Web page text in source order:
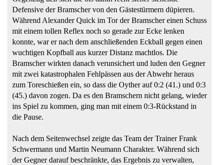
Defensive der Bramscher von den Gästestürmern düpieren.
Während Alexander Quick im Tor der Bramscher einen Schuss
mit einem tollen Reflex noch so gerade zur Ecke lenken
konnte, war er nach dem anschließenden Eckball gegen einen
wuchtigen Kopfball aus kurzer Distanz machtlos. Die
Bramscher wirkten danach verunsichert und luden den Gegner
mit zwei katastrophalen Fehlpässen aus der Abwehr heraus
zum Toreschießen ein, so dass die Oyther auf 0:2 (41.) und 0:3
(45.) davon zogen. Da es den Bramschern nicht gelang, wieder
ins Spiel zu kommen, ging man mit einem 0:3-Rückstand in
die Pause.
Nach dem Seitenwechsel zeigte das Team der Trainer Frank
Schwermann und Martin Neumann Charakter. Während sich
der Gegner darauf beschränkte, das Ergebnis zu verwalten,